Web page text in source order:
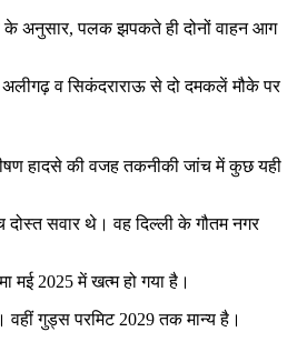
के अनुसार, पलक झपकते ही दोनों वाहन आग
व सिकंदराराऊ से दो दमकलें मौके पर
हादसे की वजह तकनीकी जांच में कुछ यही
दोस्त सवार थे। वह दिल्ली के गौतम नगर
मई 2025 में खत्म हो गया है।
वहीं गुड्स परमिट 2029 तक मान्य है।